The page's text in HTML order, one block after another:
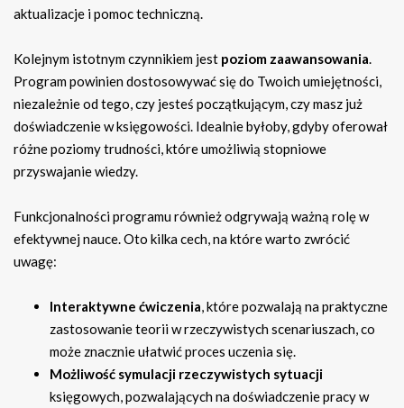
aktualizacje i pomoc techniczną.
Kolejnym istotnym czynnikiem jest poziom zaawansowania.
Program powinien dostosowywać się do Twoich umiejętności,
niezależnie od tego, czy jesteś początkującym, czy masz już
doświadczenie w księgowości. Idealnie byłoby, gdyby oferował
różne poziomy trudności, które umożliwią stopniowe
przyswajanie wiedzy.
Funkcjonalności programu również odgrywają ważną rolę w
efektywnej nauce. Oto kilka cech, na które warto zwrócić
uwagę:
Interaktywne ćwiczenia, które pozwalają na praktyczne
zastosowanie teorii w rzeczywistych scenariuszach, co
może znacznie ułatwić proces uczenia się.
Możliwość symulacji rzeczywistych sytuacji
księgowych, pozwalających na doświadczenie pracy w